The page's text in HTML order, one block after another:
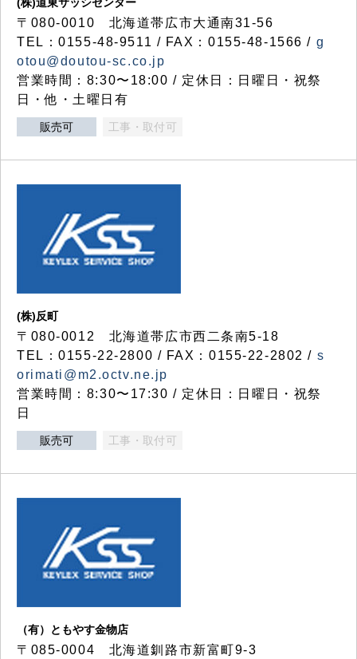
〒080-0010 北海道帯広市大通南31-56
TEL：0155-48-9511 / FAX：0155-48-1566 / g
otou@doutou-sc.co.jp
営業時間：8:30〜18:00 / 定休日：日曜日・祝祭
日・他・土曜日有
販売可 工事・取付可
(株)反町
〒080-0012 北海道帯広市西二条南5-18
TEL：0155-22-2800 / FAX：0155-22-2802 / s
orimati@m2.octv.ne.jp
営業時間：8:30〜17:30 / 定休日：日曜日・祝祭
日
販売可 工事・取付可
（有）ともやす金物店
〒085-0004 北海道釧路市新富町9-3